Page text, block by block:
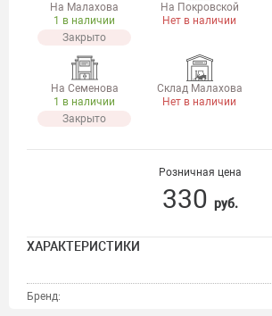
На Малахова
1 в наличии
Закрыто
На Покровской
Нет в наличии
На Семенова
1 в наличии
Закрыто
Склад Малахова
Нет в наличии
Розничная цена
330 руб.
ХАРАКТЕРИСТИКИ
Бренд: